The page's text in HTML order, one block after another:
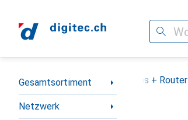
Suche
Navigation nach Kategorien
Gesamtsortiment
Netzwerk
Netzwerk Bridges + Router